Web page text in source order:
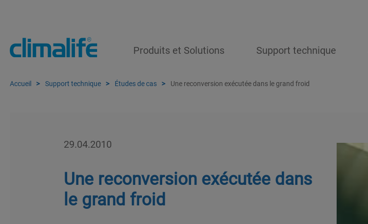
Produits et Solutions Support technique
Accueil Support technique Études de cas Une reconversion exécutée dans le grand froid
29.04.2010
Une reconversion exécutée dans
le grand froid